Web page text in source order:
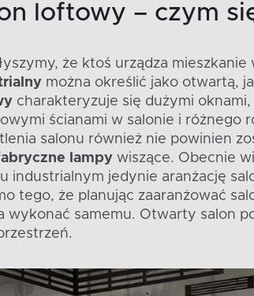
loftowy – czym
że ktoś urządza mieszkanie
można określić jako otwartą,
charakteryzuje się dużymi
ścianami w salonie i różnego
salonu również nie powinien
lampy wiszące. Obecnie
industrialnym jedynie aranżację
tego, że planując zaaranżować
wykonać samemu. Otwarty salon